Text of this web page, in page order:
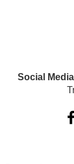
Social Media